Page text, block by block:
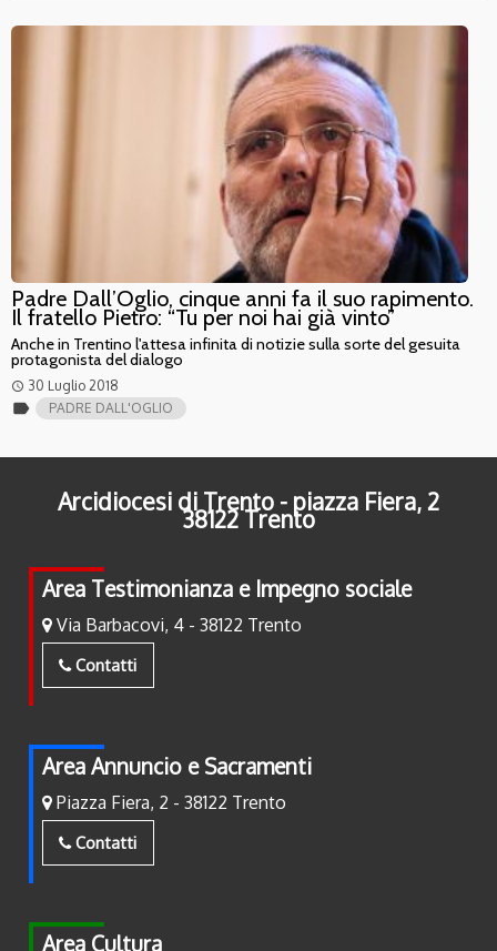
Padre Dall’Oglio, cinque anni fa il suo rapimento.
Il fratello Pietro: “Tu per noi hai già vinto”
Anche in Trentino l'attesa infinita di notizie sulla sorte del gesuita
protagonista del dialogo
access_time 30 Luglio 2018
label PADRE DALL'OGLIO
Arcidiocesi di Trento - piazza Fiera, 2
38122 Trento
Area Testimonianza e Impegno sociale
Via Barbacovi, 4 - 38122 Trento
Contatti
Area Annuncio e Sacramenti
Piazza Fiera, 2 - 38122 Trento
Contatti
Area Cultura